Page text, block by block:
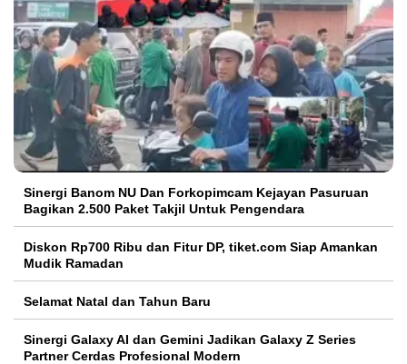
Sinergi Banom NU Dan Forkopimcam Kejayan Pasuruan
Bagikan 2.500 Paket Takjil Untuk Pengendara
Diskon Rp700 Ribu dan Fitur DP, tiket.com Siap Amankan
Mudik Ramadan
Selamat Natal dan Tahun Baru
Sinergi Galaxy AI dan Gemini Jadikan Galaxy Z Series
Partner Cerdas Profesional Modern